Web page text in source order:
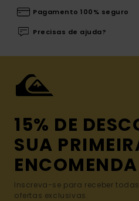
Pagamento 100% seguro
Precisas de ajuda?
15% DE
SUA
Inscreva-se para receber
ofertas exclusivas.